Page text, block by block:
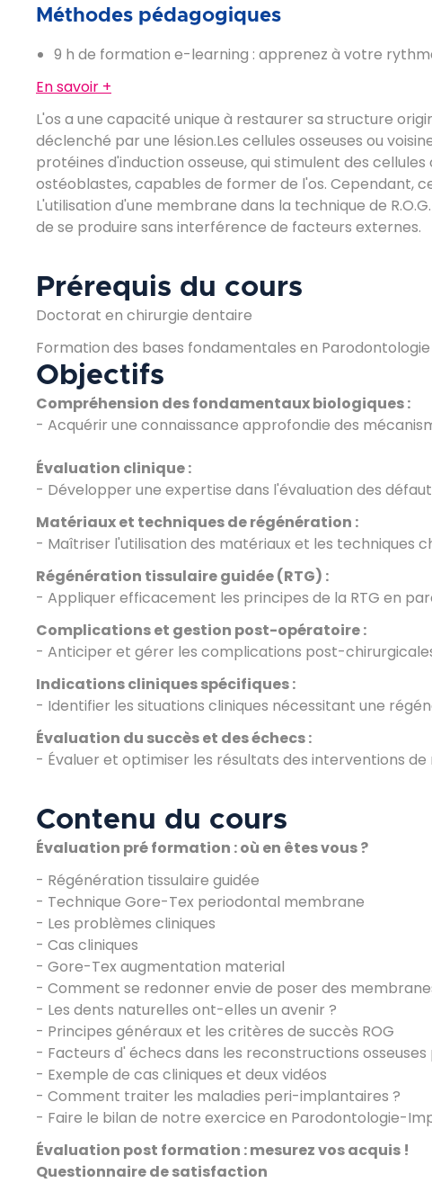
Méthodes pédagogiques
9 h de formation e-learning : apprenez à votre
En savoir +
L'os a une capacité unique à restaurer sa structure
déclenché par une lésion.Les cellules osseuses ou
protéines d'induction osseuse, qui stimulent des
ostéoblastes, capables de former de l'os. Cependant,
L'utilisation d'une membrane dans la technique de
de se produire sans interférence de facteurs externes.
Prérequis du cours
Doctorat en chirurgie dentaire
Formation des bases fondamentales en Parodontologie
Objectifs
Compréhension des fondamentaux biologiques :
- Acquérir une connaissance approfondie des
Évaluation clinique :
- Développer une expertise dans l'évaluation des
Matériaux et techniques de régénération :
- Maîtriser l'utilisation des matériaux et les techniques
Régénération tissulaire guidée (RTG) :
- Appliquer efficacement les principes de la RTG en
Complications et gestion post-opératoire :
- Anticiper et gérer les complications post-
Indications cliniques spécifiques :
- Identifier les situations cliniques nécessitant une
Évaluation du succès et des échecs :
- Évaluer et optimiser les résultats des interventions
Contenu du cours
Évaluation pré formation : où en êtes vous ?
- Régénération tissulaire guidée
- Technique Gore-Tex periodontal membrane
- Les problèmes cliniques
- Cas cliniques
- Gore-Tex augmentation material
- Comment se redonner envie de poser des
- Les dents naturelles ont-elles un avenir ?
- Principes généraux et les critères de succès ROG
- Facteurs d' échecs dans les reconstructions
- Exemple de cas cliniques et deux vidéos
- Comment traiter les maladies peri-implantaires ?
- Faire le bilan de notre exercice en Parodontologie-
Évaluation post formation : mesurez vos acquis !
Questionnaire de satisfaction